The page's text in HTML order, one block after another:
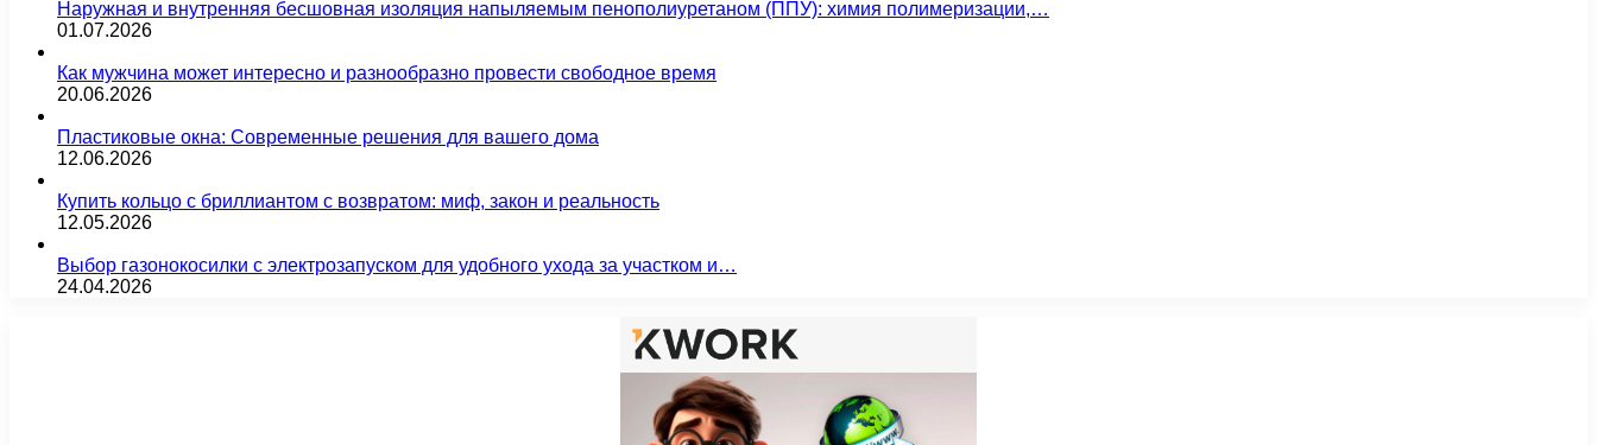
Наружная и внутренняя бесшовная изоляция напыляемым пенополиуретаном (ППУ): химия полимеризации,…
01.07.2026
Как мужчина может интересно и разнообразно провести свободное время
20.06.2026
Пластиковые окна: Современные решения для вашего дома
12.06.2026
Купить кольцо с бриллиантом с возвратом: миф, закон и реальность
12.05.2026
Выбор газонокосилки с электрозапуском для удобного ухода за участком и…
24.04.2026